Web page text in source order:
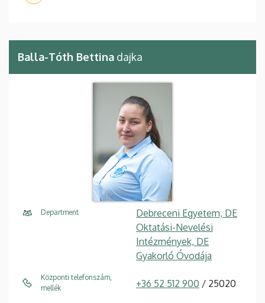
Balla-Tóth Bettina dajka
Department
Debreceni Egyetem, DE
Oktatási-Nevelési
Intézmények, DE
Gyakorló Óvodája
Központi telefonszám,
mellék
+36 52 512 900 / 25020